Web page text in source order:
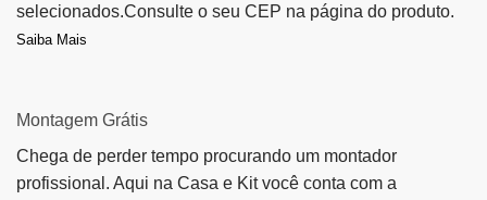
selecionados.Consulte o seu CEP na página do produto.
Saiba Mais
Montagem Grátis
Chega de perder tempo procurando um montador
profissional. Aqui na Casa e Kit você conta com a